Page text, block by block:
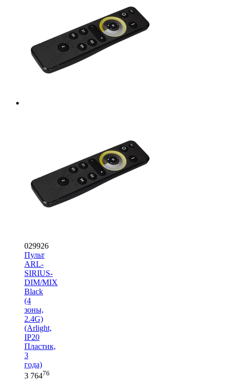
029926
Пульт
ARL-
SIRIUS-
DIM/MIX
Black
(4
зоны,
2.4G)
(Arlight,
IP20
Пластик,
3
года)
3 76476